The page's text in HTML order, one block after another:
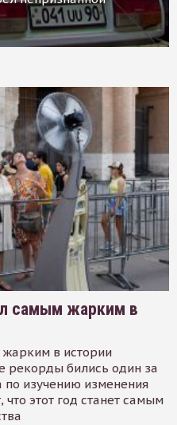
самым жарким в
в истории
рекорды бились один за
по изучению изменения
этот год станет самым